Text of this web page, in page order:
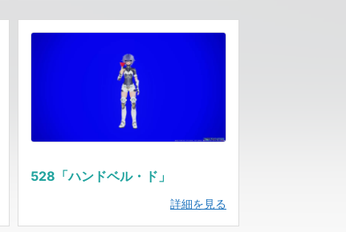
528「ハンドベル・ド」
詳細を見る